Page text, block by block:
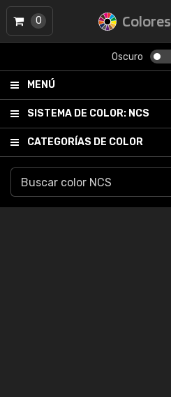
Colores
Oscuro
MENÚ
SISTEMA DE COLOR: NCS
CATEGORÍAS DE COLOR
0